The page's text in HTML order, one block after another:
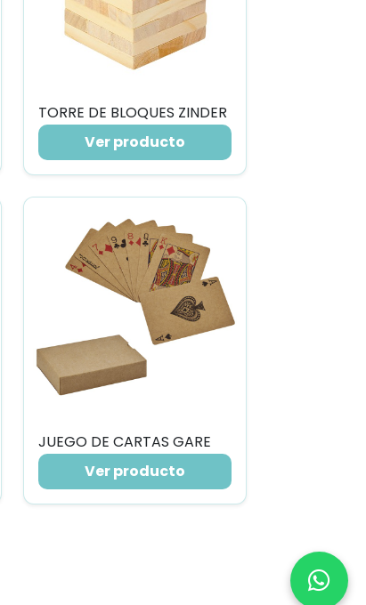
TORRE DE BLOQUES ZINDER
Ver producto
JUEGO DE CARTAS GARE
Ver producto